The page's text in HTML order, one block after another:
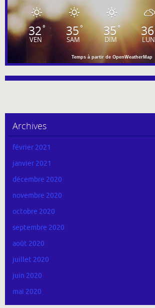
32°
VEN
35°
SAM
35°
DIM
36
LUN
Temps à partir de OpenWeatherMap
Archives
février 2021
janvier 2021
décembre 2020
novembre 2020
octobre 2020
septembre 2020
août 2020
juillet 2020
juin 2020
mai 2020